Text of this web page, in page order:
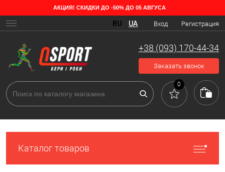
АКЦИЯ! СКИДКИ ДО -50% ДО 05 АВГУСА
Вход Регистрация
RU UA
+38 (093) 170-44-34
Заказать звонок
0
Каталог товаров